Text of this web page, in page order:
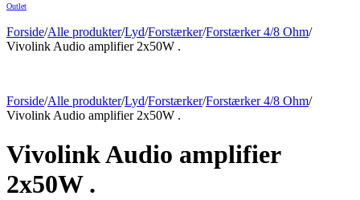
Outlet
Forside/Alle produkter/Lyd/Forstærker/Forstærker 4/8 Ohm/
Vivolink Audio amplifier 2x50W .
Forside/Alle produkter/Lyd/Forstærker/Forstærker 4/8 Ohm/
Vivolink Audio amplifier 2x50W .
Vivolink Audio amplifier
2x50W .